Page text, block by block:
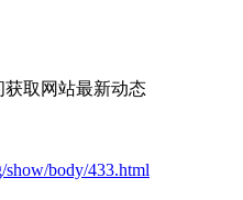
取网站最新动态
show/body/433.html